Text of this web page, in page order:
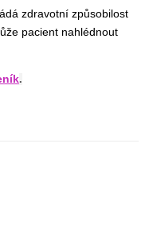
zdravotní způsobilost
pacient nahlédnout
.